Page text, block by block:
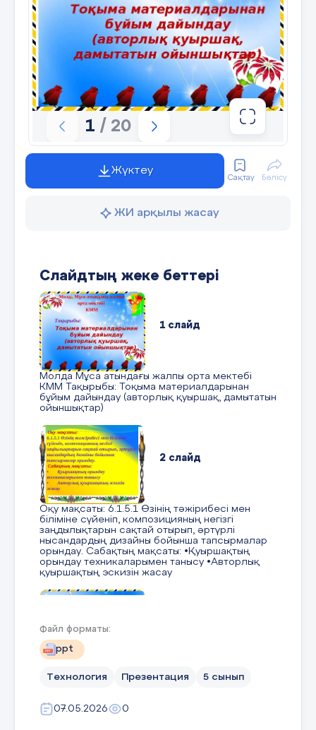
1 / 20
Жүктеу
Сақтау Бөлісу
ЖИ арқылы жасау
Слайдтың жеке беттері
1 слайд
Молда Мұса атындағы жалпы орта мектебі
КММ Тақырыбы: Тоқыма материалдарынан
бұйым дайындау (авторлық қуыршақ, дамытатын
ойыншықтар)
2 слайд
Оқу мақсаты: 6.1.5.1 Өзінің тәжірибесі мен
біліміне сүйеніп, композицияның негізгі
заңдылықтарын сақтай отырып, әртүрлі
нысандардың дизайны бойынша тапсырмалар
орындау. Сабақтың мақсаты: •Қуыршақтың
орындау техникаларымен танысу •Авторлық
қуыршақтың эскизін жасау
«Суреттер сөйлейді» әдісі бойынша білім
алушыларды топқа біріктіру . 1-топ –Авторлық
Файл форматы:
ppt
Технология Презентация 5 сынып
07.05.2026 0